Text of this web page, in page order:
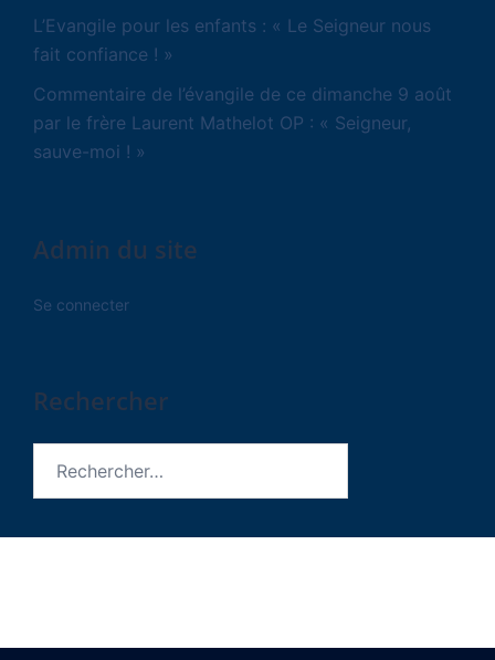
L’Evangile pour les enfants : « Le Seigneur nous
fait confiance ! »
Commentaire de l’évangile de ce dimanche 9 août
par le frère Laurent Mathelot OP : « Seigneur,
sauve-moi ! »
Admin du site
Se connecter
Rechercher